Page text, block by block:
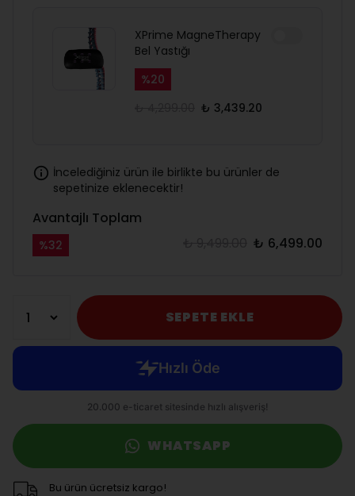
XPrime MagneTherapy
Bel Yastığı
%20
₺ 3,439.20
İncelediğiniz ürün ile birlikte bu ürünler de
sepetinize eklenecektir!
Avantajlı Toplam
%32 ₺ 6,499.00
SEPETE EKLE
WHATSAPP
Bu ürün ücretsiz kargo!